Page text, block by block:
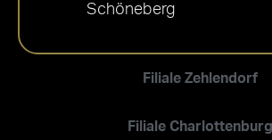
Filiale Zehlendorf
Filiale Charlottenburg
Schöneberg